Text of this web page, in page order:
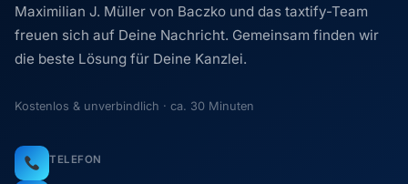
Maximilian J. Müller von Baczko und das taxtify-Team
freuen sich auf Deine Nachricht. Gemeinsam finden wir
die beste Lösung für Deine Kanzlei.
Kostenlos & unverbindlich · ca. 30 Minuten
TELEFON